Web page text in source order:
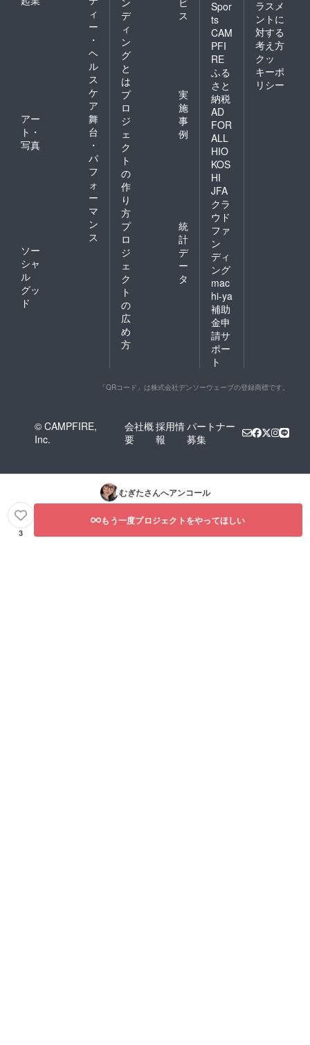
ィ
ー
・
ヘ
ル
ス
ケ
ア
アー
ト・
写真
舞
台
・
パ
フ
ォ
ー
マ
ン
ス
ソー
シャ
ル
グッ
ド
デ
ィ
ン
グ
と
は
ス
プ
ロ
ジ
ェ
ク
ト
の
作
り
方
実
施
事
例
プ
ロ
ジ
ェ
ク
ト
の
広
め
方
統
計
デ
ー
タ
Spor
ts
CAM
PFI
RE
ふる
さと
納税
AD
FOR
ALL
HIO
KOS
HI
JFA
クラ
ウド
ファ
ン
ディ
ング
mac
hi-ya
補助
金申
請サ
ポー
ト
ラスメ
ントに
対する
考え方
クッ
キーポ
リシー
「QRコード」は株式会社デンソーウェーブの登録商標です。
© CAMPFIRE,
Inc.
会社概
要
採用情
報
パートナー
募集
むぎたさんへアンコール
3
もう一度プロジェクトをやってほしい